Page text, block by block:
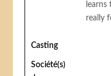
really
Casting
Société(s)